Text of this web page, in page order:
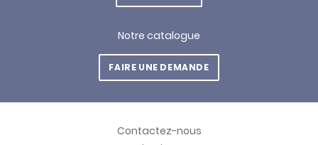
Notre catalogue
FAIRE UNE DEMANDE
Contactez-nous